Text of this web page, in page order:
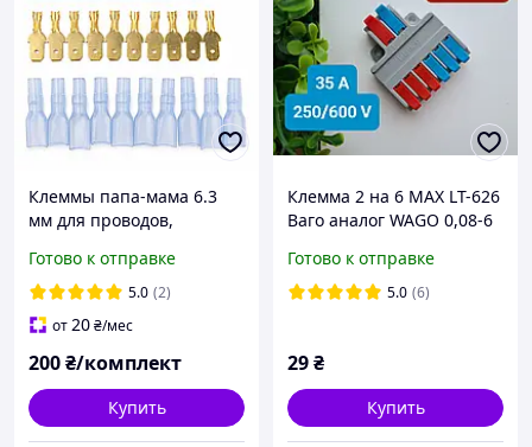
Клеммы папа-мама 6.3
мм для проводов,
латунные с прозрачными
чехлами
Готово к отправке
5.0 (2)
от20₴/мес
200₴/комплект
Купить
Клемма 2 на 6 MAX LT-626
Ваго аналог WAGO 0,08-6
Готово к отправке
5.0 (6)
29₴
Купить